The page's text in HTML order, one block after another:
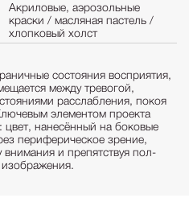
Акриловые, аэрозольные
краски / масляная пастель /
хлопковый холст
состояния восприятия,
между тревогой,
расслабления, покоя
элементом проекта
цвет, нанесённый на боковые
периферическое зрение,
и препятствуя пол-